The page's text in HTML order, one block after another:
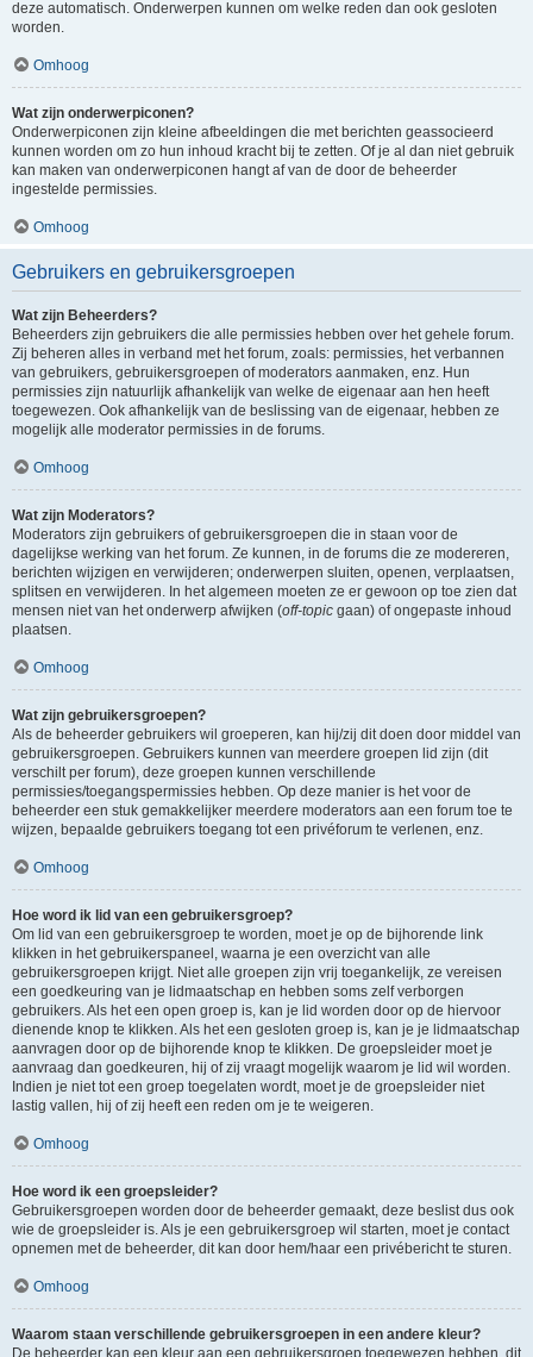
deze automatisch. Onderwerpen kunnen om welke reden dan ook gesloten
worden.
Omhoog
Wat zijn onderwerpiconen?
Onderwerpiconen zijn kleine afbeeldingen die met berichten geassocieerd
kunnen worden om zo hun inhoud kracht bij te zetten. Of je al dan niet gebruik
kan maken van onderwerpiconen hangt af van de door de beheerder
ingestelde permissies.
Omhoog
Gebruikers en gebruikersgroepen
Wat zijn Beheerders?
Beheerders zijn gebruikers die alle permissies hebben over het gehele forum.
Zij beheren alles in verband met het forum, zoals: permissies, het verbannen
van gebruikers, gebruikersgroepen of moderators aanmaken, enz. Hun
permissies zijn natuurlijk afhankelijk van welke de eigenaar aan hen heeft
toegewezen. Ook afhankelijk van de beslissing van de eigenaar, hebben ze
mogelijk alle moderator permissies in de forums.
Omhoog
Wat zijn Moderators?
Moderators zijn gebruikers of gebruikersgroepen die in staan voor de
dagelijkse werking van het forum. Ze kunnen, in de forums die ze modereren,
berichten wijzigen en verwijderen; onderwerpen sluiten, openen, verplaatsen,
splitsen en verwijderen. In het algemeen moeten ze er gewoon op toe zien dat
mensen niet van het onderwerp afwijken (off-topic gaan) of ongepaste inhoud
plaatsen.
Omhoog
Wat zijn gebruikersgroepen?
Als de beheerder gebruikers wil groeperen, kan hij/zij dit doen door middel van
gebruikersgroepen. Gebruikers kunnen van meerdere groepen lid zijn (dit
verschilt per forum), deze groepen kunnen verschillende
permissies/toegangspermissies hebben. Op deze manier is het voor de
beheerder een stuk gemakkelijker meerdere moderators aan een forum toe te
wijzen, bepaalde gebruikers toegang tot een privéforum te verlenen, enz.
Omhoog
Hoe word ik lid van een gebruikersgroep?
Om lid van een gebruikersgroep te worden, moet je op de bijhorende link
klikken in het gebruikerspaneel, waarna je een overzicht van alle
gebruikersgroepen krijgt. Niet alle groepen zijn vrij toegankelijk, ze vereisen
een goedkeuring van je lidmaatschap en hebben soms zelf verborgen
gebruikers. Als het een open groep is, kan je lid worden door op de hiervoor
dienende knop te klikken. Als het een gesloten groep is, kan je je lidmaatschap
aanvragen door op de bijhorende knop te klikken. De groepsleider moet je
aanvraag dan goedkeuren, hij of zij vraagt mogelijk waarom je lid wil worden.
Indien je niet tot een groep toegelaten wordt, moet je de groepsleider niet
lastig vallen, hij of zij heeft een reden om je te weigeren.
Omhoog
Hoe word ik een groepsleider?
Gebruikersgroepen worden door de beheerder gemaakt, deze beslist dus ook
wie de groepsleider is. Als je een gebruikersgroep wil starten, moet je contact
opnemen met de beheerder, dit kan door hem/haar een privébericht te sturen.
Omhoog
Waarom staan verschillende gebruikersgroepen in een andere kleur?
De beheerder kan een kleur aan een gebruikersgroep toegewezen hebben, dit